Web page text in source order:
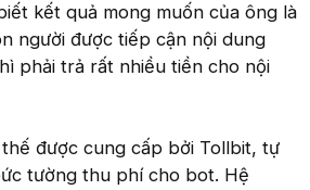
kết quả mong muốn của ông là
người được tiếp cận nội dung
phải trả rất nhiều tiền cho nội
được cung cấp bởi Tollbit, tự
tường thu phí cho bot. Hệ